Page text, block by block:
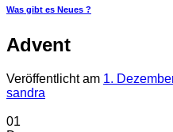
Was gibt es Neues ?
Advent
Veröffentlicht am 1.
sandra
01